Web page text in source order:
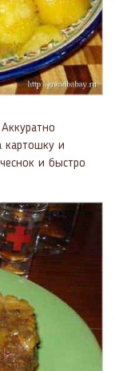
картошку и
и быстро